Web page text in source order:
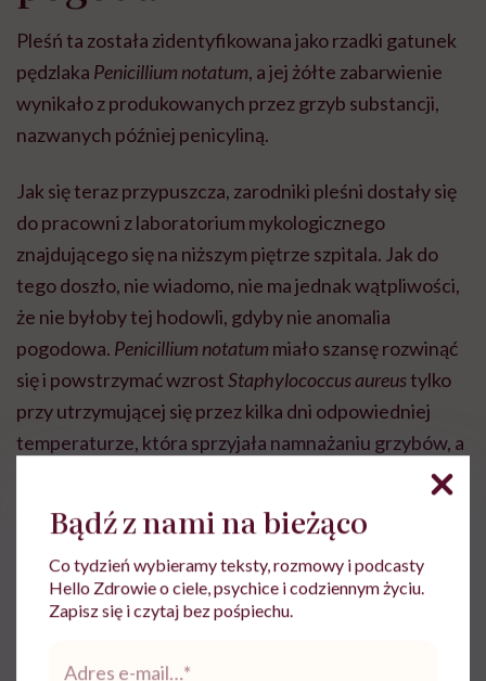
Pleśń ta została zidentyfikowana jako rzadki gatunek
pędzlaka Penicillium notatum, a jej żółte zabarwienie
wynikało z produkowanych przez grzyb substancji,
nazwanych później penicyliną.
Jak się teraz przypuszcza, zarodniki pleśni dostały się
do pracowni z laboratorium mykologicznego
znajdującego się na niższym piętrze szpitala. Jak do
tego doszło, nie wiadomo, nie ma jednak wątpliwości,
że nie byłoby tej hodowli, gdyby nie anomalia
pogodowa. Penicillium notatum miało szansę rozwinąć
się i powstrzymać wzrostStaphylococcus aureustylko
przy utrzymującej się przez kilka dni odpowiedniej
temperaturze, która sprzyjała namnażaniu grzybów, a
Bądź z nami na bieżąco
Co tydzień wybieramy teksty, rozmowy i podcasty
Hello Zdrowie o ciele, psychice i codziennym życiu.
Zapisz się i czytaj bez pośpiechu.